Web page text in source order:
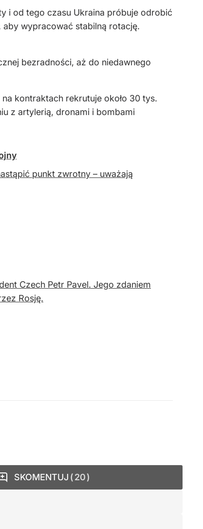
i od tego czasu Ukraina próbuje odrobić
aby wypracować stabilną rotację.
bezradności, aż do niedawnego
kontraktach rekrutuje około 30 tys.
z artylerią, dronami i bombami
punkt zwrotny – uważają
Czech Petr Pavel. Jego zdaniem
Rosję.
SKOMENTUJ 20